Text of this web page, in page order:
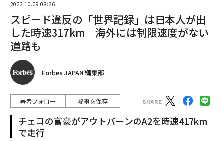
2023.10.09 08:36
スピード違反の「世界記録」は日本人が出
した時速317km 海外には制限速度がない
道路も
Forbes JAPAN 編集部
著者フォロー 記事を保存
チェコの富豪がアウトバーンのA2を時速417km
で走行